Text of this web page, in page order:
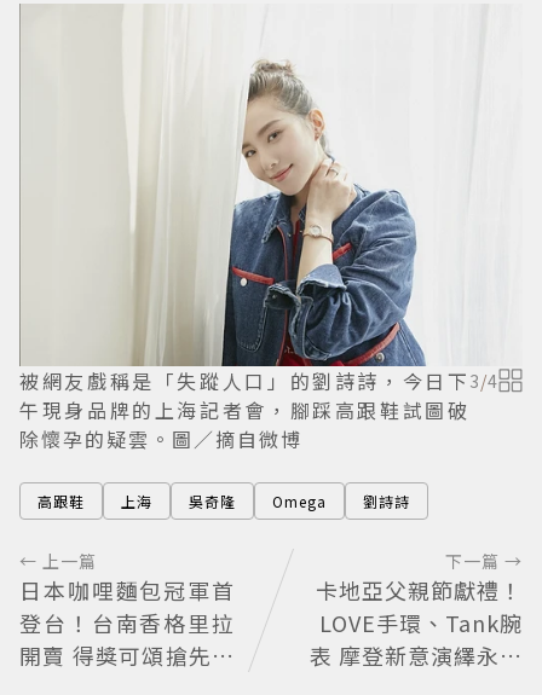
被網友戲稱是「失蹤人口」的劉詩詩，今日下
午現身品牌的上海記者會，腳踩高跟鞋試圖破
除懷孕的疑雲。圖／摘自微博
3/4
高跟鞋 上海 吳奇隆 Omega 劉詩詩
← 上一篇
日本咖哩麵包冠軍首
登台！台南香格里拉
開賣 得獎可頌搶先日
下一篇 →
卡地亞父親節獻禮！
LOVE手環、Tank腕
表 摩登新意演繹永不